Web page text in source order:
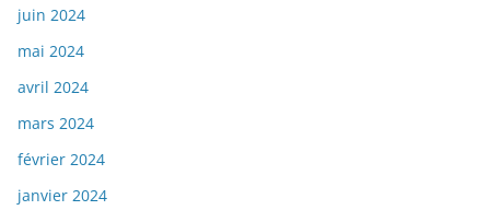
juin 2024
mai 2024
avril 2024
mars 2024
février 2024
janvier 2024